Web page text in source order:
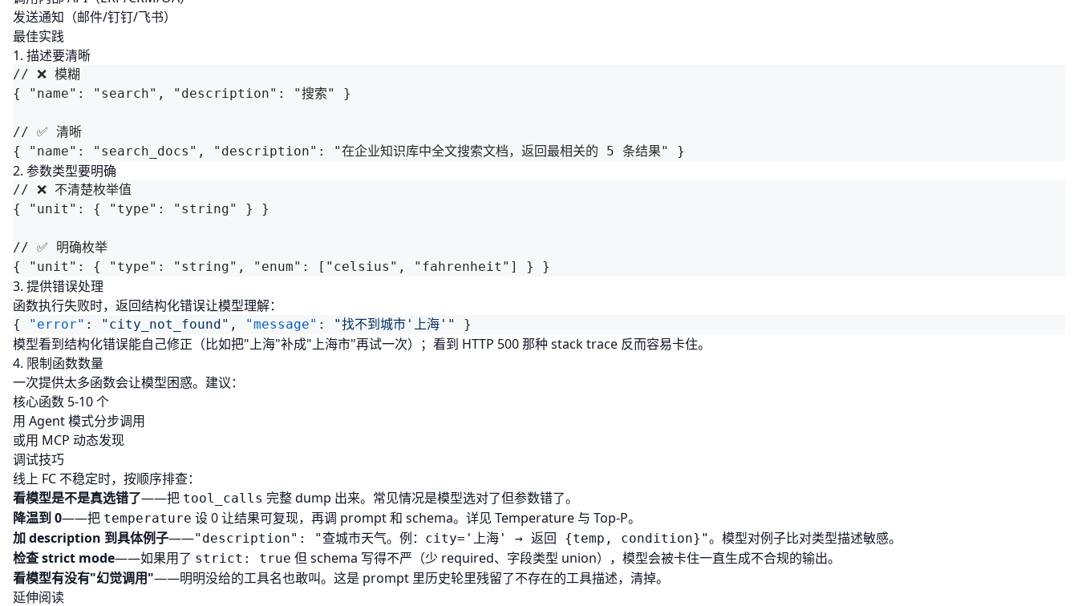
发送通知（邮件/钉钉/飞书）
最佳实践
1. 描述要清晰
2. 参数类型要明确
3. 提供错误处理
函数执行失败时，返回结构化错误让模型理解：
{ "error" : "city_not_found" , "message" : "找不到城市'上海'"
模型看到结构化错误能自己修正（比如把"上海"补成"上海市"再试一次）；看到 HTTP 500 那种 stack trace 反而容易卡住。
4. 限制函数数量
一次提供太多函数会让模型困惑。建议：
核心函数 5-10 个
用 Agent 模式分步调用
或用 MCP 动态发现
调试技巧
线上 FC 不稳定时，按顺序排查：
看模型是不是真选错了——把 tool_calls 完整 dump 出来。常见情况是模型选对了但参数错了。
降温到 0——把 temperature 设 0 让结果可复现，再调 prompt 和 schema。详见 Temperature 与 Top-P。
加 description 到具体例子——"description": "查城市天气。例：city='上海' → 返回 {temp, condition}"。模型对例子比对类型描述敏感。
检查 strict mode——如果用了 strict: true 但 schema 写得不严（少 required、字段类型 union），模型会被卡住一直生成不合规的输出。
看模型有没有"幻觉调用"——明明没给的工具名也敢叫。这是 prompt 里历史轮里残留了不存在的工具描述，清掉。
延伸阅读